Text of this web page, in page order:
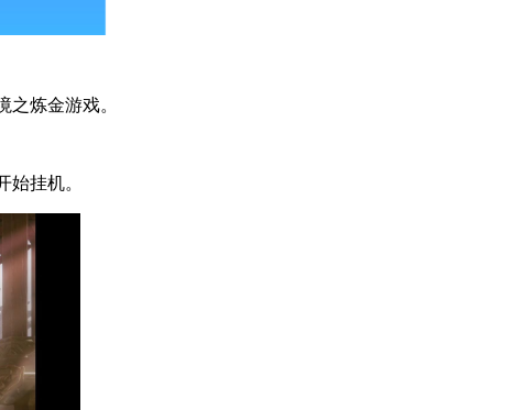
炼金游戏。
挂机。